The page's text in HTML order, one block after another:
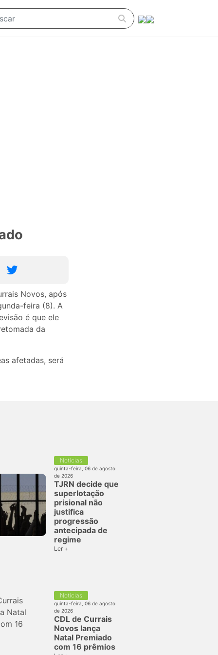
Novos, após
feira (8). A
é que ele
da
afetadas, será
Notícias
quinta-feira, 06 de agosto
de 2026
TJRN decide que
superlotação
prisional não
justifica
progressão
antecipada de
regime
Ler +
Notícias
quinta-feira, 06 de agosto
de 2026
CDL de Currais
Novos lança
Natal Premiado
com 16 prêmios